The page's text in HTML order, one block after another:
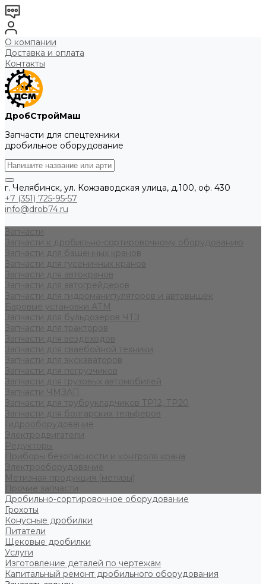
О компании
Доставка и оплата
Контакты
ДробСтройМаш
Запчасти для спецтехники
дробильное оборудование
г. Челябинск, ул. Кожзаводская улица, д.100, оф. 430
+7 (351) 725-95-57
info@drob74.ru
Запчасти
Запчасти к дробильно-сортировочному оборудованию
Запчасти для башенных кранов
Запчасти для гусеничных кранов
Запчасти для автокранов
Запчасти для автогрейдеров
Запчасти для гидроманипуляторов и автовышек
Баровые установки АТМ
Запчасти для бульдозеров ЧТЗ
Запчасти для тракторов
Запчасти для вездеходов
Запчасти для сваебойной техники
Запчасти для экскаваторов
Запчасти для погрузчиков
Запчасти для грузовых автомобилей
Запчасти ЧМЗАП
Запчасти для трубоукладчиков ТР12, ТР20
Запчасти для болгарских тельферов
Гидрооборудование
Электродвигатели
Редукторы
Приборы безопасности и контроля крана
Электрооборудование
Метизная продукция (метизы)
Прочие запчасти
Дробильно-сортировочное оборудование
Грохоты
Конусные дробилки
Питатели
Щековые дробилки
Услуги
Изготовление деталей по чертежам
Капитальный ремонт дробильного оборудования